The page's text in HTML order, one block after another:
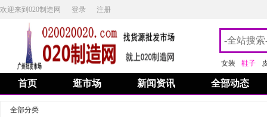
欢迎来到020制造网 登录 注册
女装 鞋子
首页 逛市场 新闻资讯 全部动态
全部分类